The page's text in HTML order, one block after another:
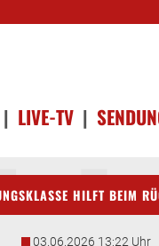
| LIVE-TV |
HILFT BEIM
03.06.2026 13:22 Uhr